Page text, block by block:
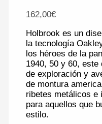
162,00€
Holbrook es un
la tecnología
los héroes de la
1940, 50 y 60,
de exploración y
de montura
ribetes metálicos e
para aquellos que
estilo.